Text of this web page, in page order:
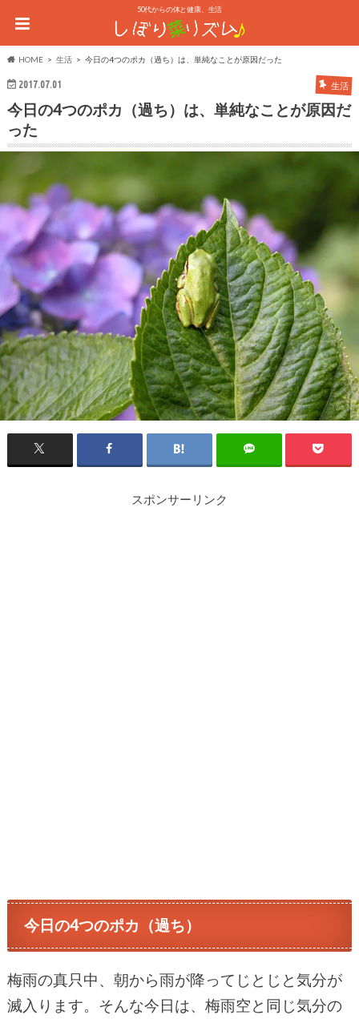
50代からの体と健康、生活
HOME 生活 今日の4つのポカ（過ち）は、単純なことが原因だった
2017.07.01 生活
今日の4つのポカ（過ち）は、単純なことが原因だ
った
スポンサーリンク
今日の4つのポカ（過ち）
梅雨の真只中、朝から雨が降ってじとじと気分が
滅入ります。そんな今日は、梅雨空と同じ気分の